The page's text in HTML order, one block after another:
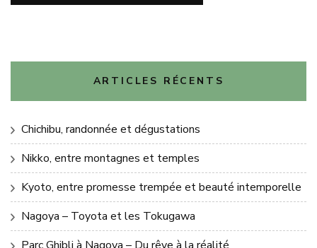
ARTICLES RÉCENTS
Chichibu, randonnée et dégustations
Nikko, entre montagnes et temples
Kyoto, entre promesse trempée et beauté intemporelle
Nagoya – Toyota et les Tokugawa